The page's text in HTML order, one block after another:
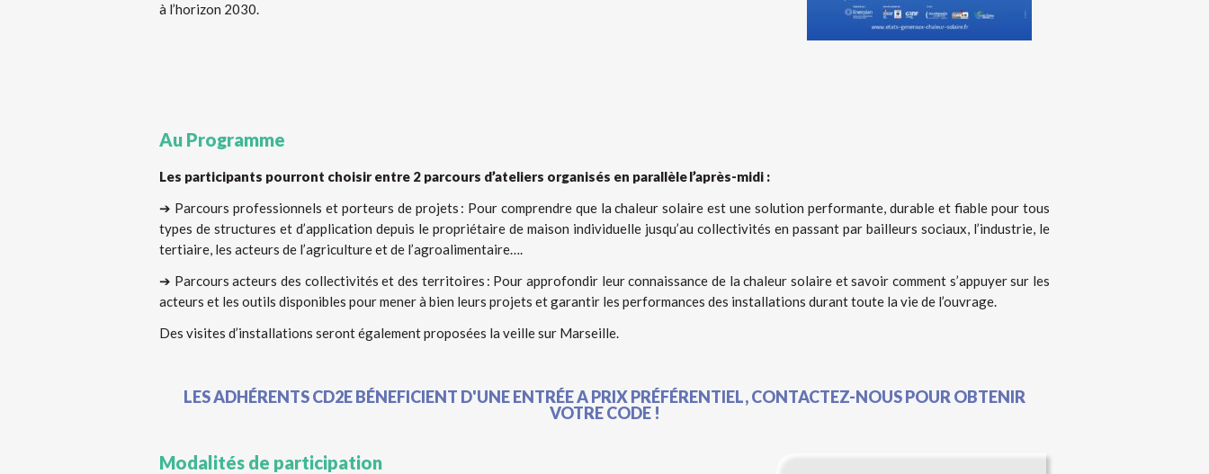
à l’horizon 2030.
Au Programme
Les participants pourront choisir entre 2 parcours d’ateliers organisés en parallèle l’après-midi :
➔ Parcours professionnels et porteurs de projets : Pour comprendre que la chaleur solaire est une solution performante, durable et fiable pour tous
types de structures et d’application depuis le propriétaire de maison individuelle jusqu’au collectivités en passant par bailleurs sociaux, l’industrie, le
tertiaire, les acteurs de l’agriculture et de l’agroalimentaire….
➔ Parcours acteurs des collectivités et des territoires : Pour approfondir leur connaissance de la chaleur solaire et savoir comment s’appuyer sur les
acteurs et les outils disponibles pour mener à bien leurs projets et garantir les performances des installations durant toute la vie de l’ouvrage.
Des visites d’installations seront également proposées la veille sur Marseille.
LES ADHÉRENTS CD2E BÉNEFICIENT D'UNE ENTRÉE A PRIX PRÉFÉRENTIEL, CONTACTEZ-NOUS POUR OBTENIR
VOTRE CODE !
Modalités de participation